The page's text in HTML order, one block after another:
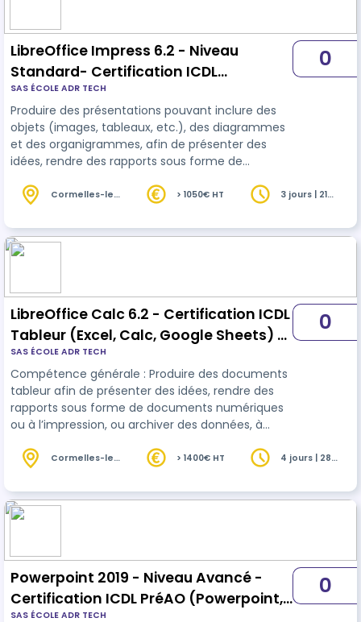
LibreOffice Impress 6.2 - Niveau
Standard- Certification ICDL
Présentation Assistée par Ordinateur
PréAO (Powerpoint, Impress, Google
Slides) - RS6564 - Niveau Standard
SAS ÉCOLE ADR TECH
Produire des présentations pouvant inclure des
objets (images, tableaux, etc.), des diagrammes
et des organigrammes, afin de présenter des
idées, rendre des rapports sous forme de
de présentation. 21 ou 28 heures selon niveau
0
Cormelles-le-
> 1050€ HT
3 jours | 21
LibreOffice Calc 6.2 - Certification ICDL
Tableur (Excel, Calc, Google Sheets) -
RS6563
SAS ÉCOLE ADR TECH
Compétence générale : Produire des documents
tableur afin de présenter des idées, rendre des
rapports sous forme de documents numériques
ou à l’impression, ou archiver des données, à
selon niveau initial.
0
Cormelles-le-
> 1400€ HT
4 jours | 28
Powerpoint 2019 - Niveau Avancé -
Certification ICDL PréAO (Powerpoint,
SAS ÉCOLE ADR TECH
0